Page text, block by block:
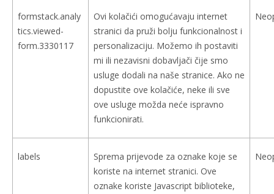
formstack.analy
tics.viewed-
form.3330117
Ovi kolačići omogućavaju internet
stranici da pruži bolju funkcionalnost i
personalizaciju. Možemo ih postaviti
mi ili nezavisni dobavljači čije smo
usluge dodali na naše stranice. Ako ne
dopustite ove kolačiće, neke ili sve
ove usluge možda neće ispravno
funkcionirati.
labels
Sprema prijevode za oznake koje se
koriste na internet stranici. Ove
oznake koriste Javascript biblioteke,